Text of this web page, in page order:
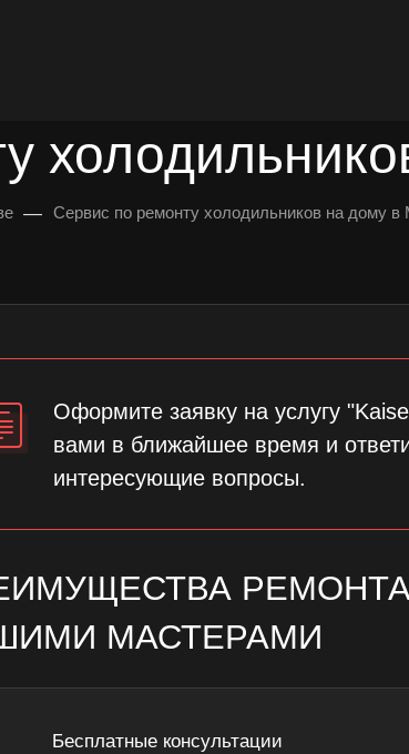
— Сервис по ремонту холодильников на дому в
Оформите заявку на услугу
вами в ближайшее время и
интересующие вопросы.
РЕМОНТА
МАСТЕРАМИ
Бесплатные консультации